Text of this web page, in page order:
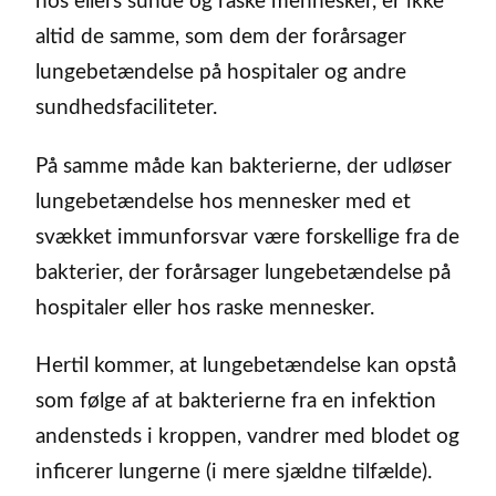
altid de samme, som dem der forårsager
lungebetændelse på hospitaler og andre
sundhedsfaciliteter.
På samme måde kan bakterierne, der udløser
lungebetændelse hos mennesker med et
svækket immunforsvar være forskellige fra de
bakterier, der forårsager lungebetændelse på
hospitaler eller hos raske mennesker.
Hertil kommer, at lungebetændelse kan opstå
som følge af at bakterierne fra en infektion
andensteds i kroppen, vandrer med blodet og
inficerer lungerne (i mere sjældne tilfælde).